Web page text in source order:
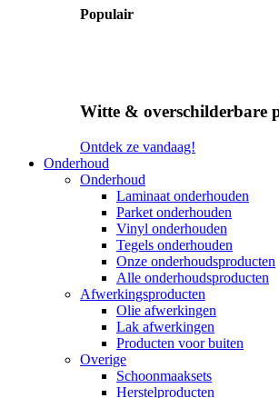
Populair
Witte & overschilderbare
Ontdek ze vandaag!
Onderhoud
Onderhoud
Laminaat onderhouden
Parket onderhouden
Vinyl onderhouden
Tegels onderhouden
Onze onderhoudsproducten
Alle onderhoudsproducten
Afwerkingsproducten
Olie afwerkingen
Lak afwerkingen
Producten voor buiten
Overige
Schoonmaaksets
Herstelproducten